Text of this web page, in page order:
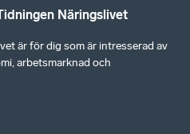
Näringslivet
är för dig som är intresserad av
arbetsmarknad och